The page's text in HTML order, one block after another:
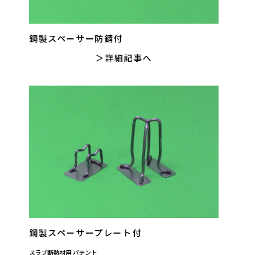
鋼製スペーサー防錆付
詳細記事へ
鋼製スペーサープレート付
スラブ断熱材用 パテント